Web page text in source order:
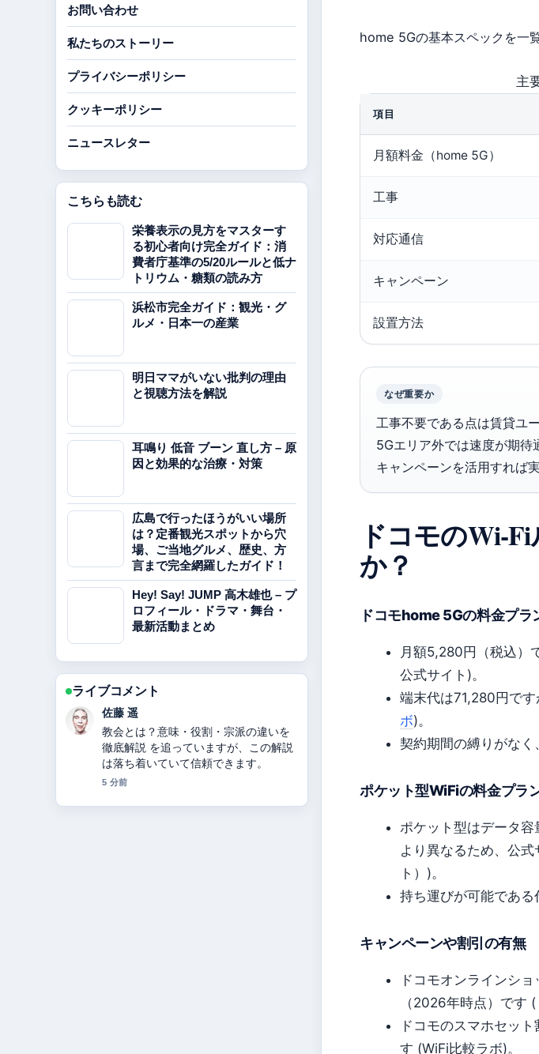
home 5Gの基本スペックを一
主
項目
月額料金（home 5G）
工事
対応通信
キャンペーン
設置方法
なぜ重要か
工事不要である点は賃貸ユ
5Gエリア外では速度が期待
キャンペーンを活用すれば
ドコモの
か？
ドコモhome 5Gの料金プラ
月額5,280円（税込）
公式サイト)。
端末代は71,280円で
ボ)。
契約期間の縛りがな
ポケット型WiFiの料金プラ
ポケット型はデータ
より異なるため、公
ト）)。
持ち運びが可能である
キャンペーンや割引の有無
ドコモオンラインシ
（2026年時点）です
ドコモのスマホセッ
す (WiFi比較ラボ)。
お問い合わせ
私たちのストーリー
プライバシーポリシー
クッキーポリシー
ニュースレター
こちらも読む
栄養表示の見方をマスターす
る初心者向け完全ガイド：消
費者庁基準の5/20ルールと低ナ
トリウム・糖類の読み方
浜松市完全ガイド：観光・グ
ルメ・日本一の産業
明日ママがいない批判の理由
と視聴方法を解説
耳鳴り 低音 ブーン 直し方 – 原
因と効果的な治療・対策
広島で行ったほうがいい場所
は？定番観光スポットから穴
場、ご当地グルメ、歴史、方
言まで完全網羅したガイド！
Hey! Say! JUMP 高木雄也 – プ
ロフィール・ドラマ・舞台・
最新活動まとめ
ライブコメント
伊藤 芽衣
カノックスターとは？活動休止・炎
上・年収・整形疑惑まとめ の背景説明
が助かります。ライブ更新を続けてく
ださい。